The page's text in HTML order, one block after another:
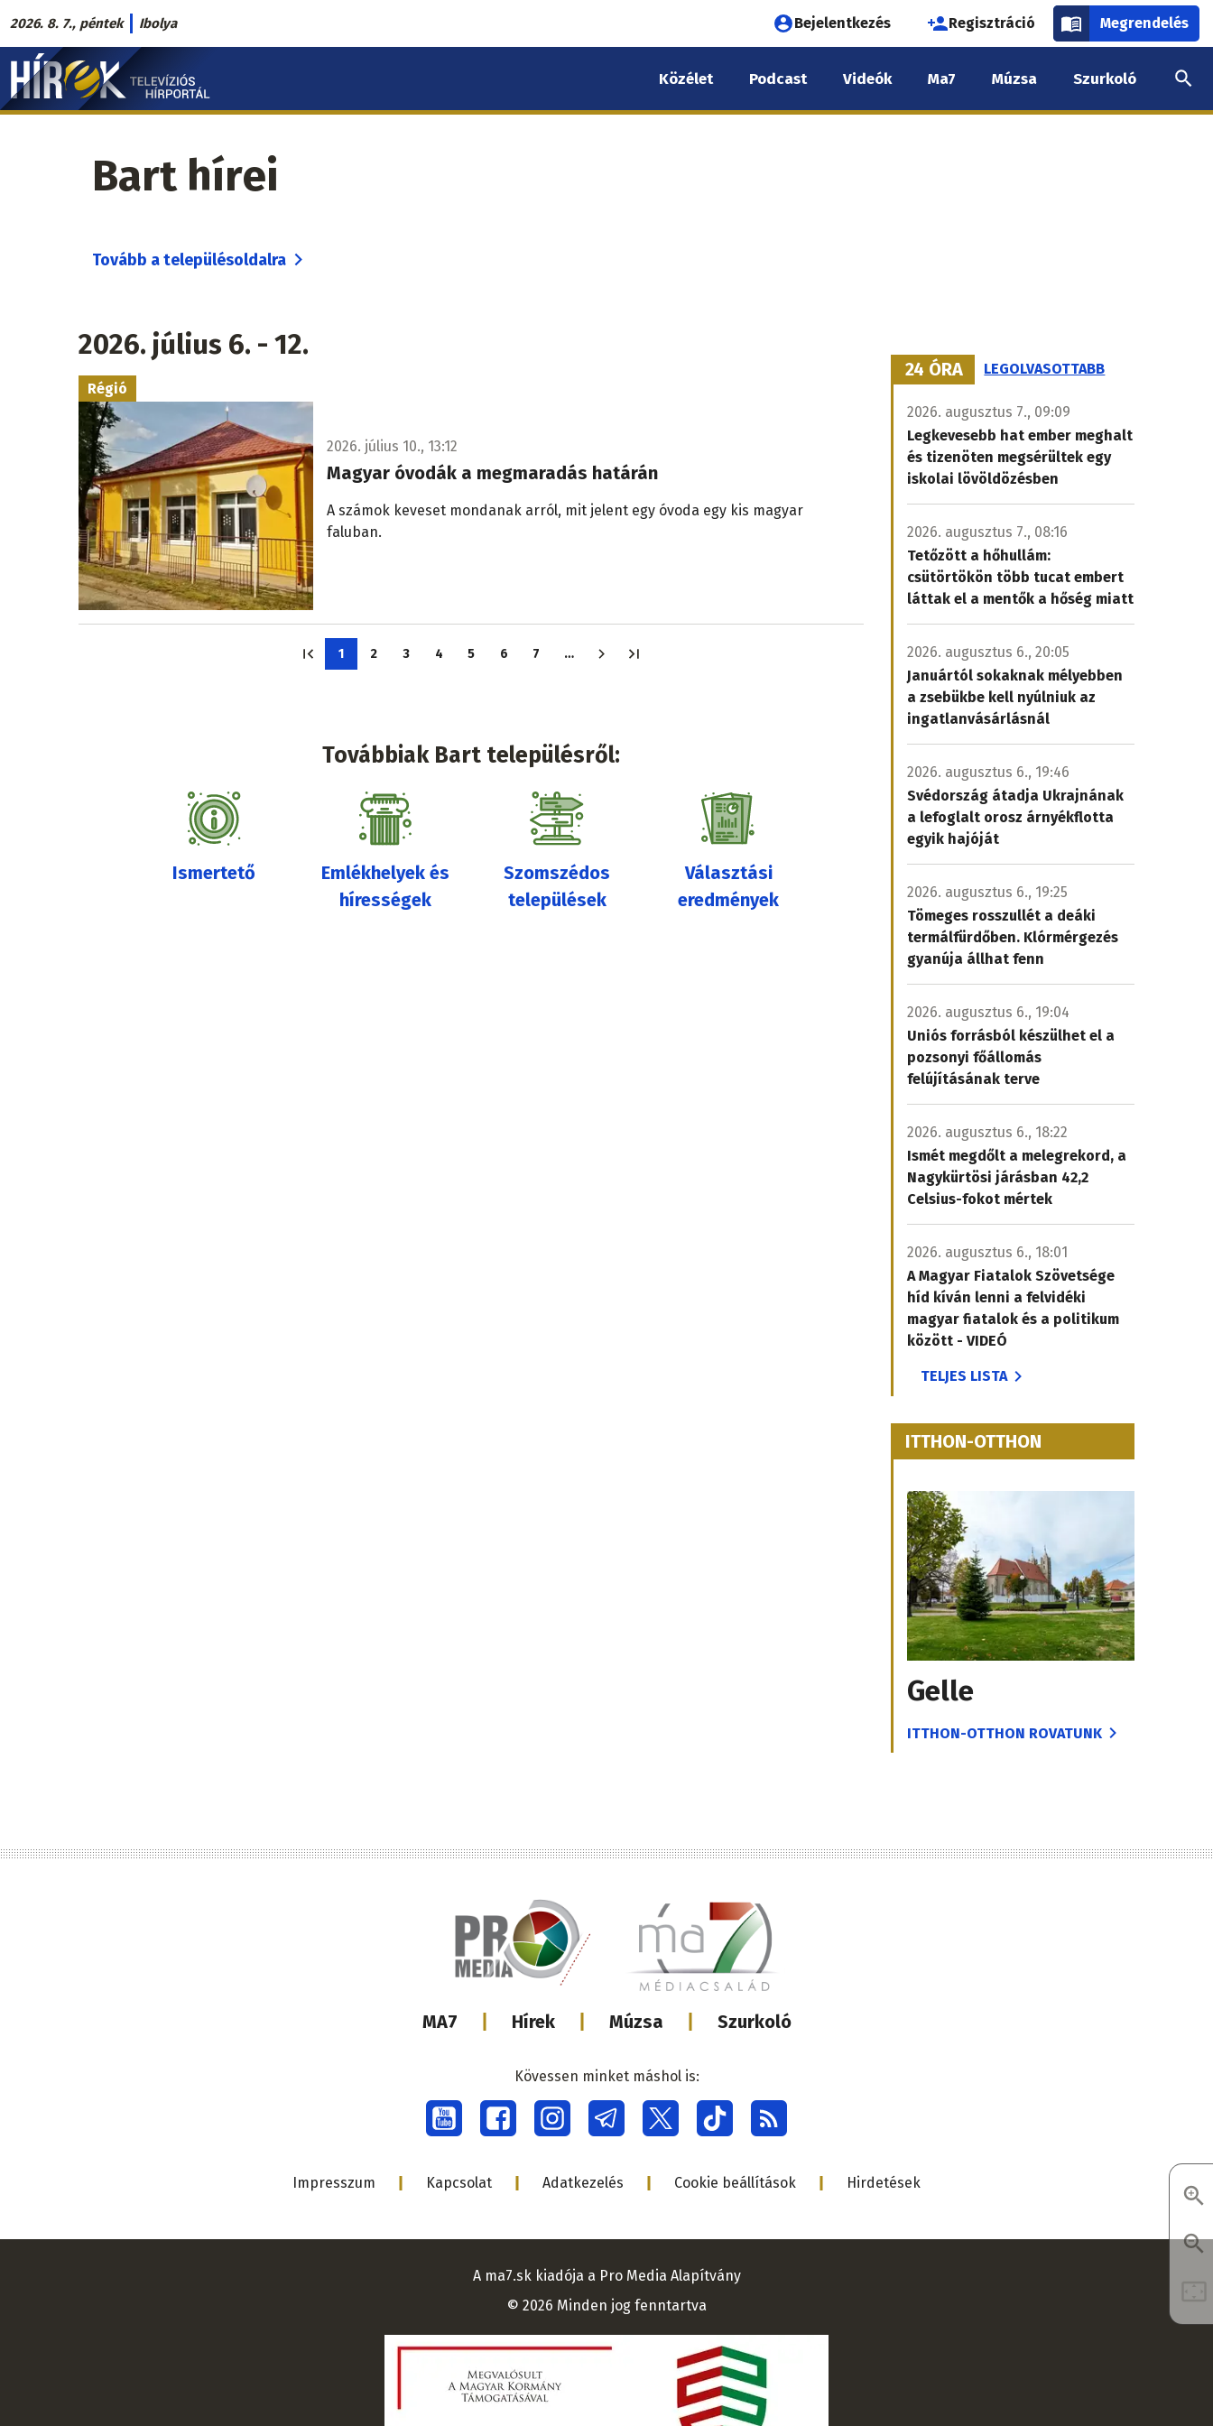
Ugrás
a
tartalomra
2026. 8. 7., péntek Ibolya
Felhasználói
fiók
menüje
Bejelentkezés Regisztráció Megrendelés
Hírek.sk
fő
navigáció
Közélet Podcast Videók Ma7 Múzsa Szurkoló
Bart hírei
Tovább a településoldalra
2026. július 6. - 12.
Régió
2026. július 10., 13:12
Magyar óvodák a megmaradás határán
A számok keveset mondanak arról, mit jelent egy óvoda egy kis magyar
faluban.
Jelenlegi
1
Oldal
2
Oldal
3
Oldal
4
Oldal
5
Oldal
6
Oldal
7 …
Továbbiak Bart településről:
Ismertető
Emlékhelyek és
hírességek
Szomszédos
települések
Választási
eredmények
24 ÓRA LEGOLVASOTTABB
2026. augusztus 7., 09:09
Legkevesebb hat ember meghalt
és tizenöten megsérültek egy
iskolai lövöldözésben
2026. augusztus 7., 08:16
Tetőzött a hőhullám:
csütörtökön több tucat embert
láttak el a mentők a hőség miatt
2026. augusztus 6., 20:05
Januártól sokaknak mélyebben
a zsebükbe kell nyúlniuk az
ingatlanvásárlásnál
2026. augusztus 6., 19:46
Svédország átadja Ukrajnának
a lefoglalt orosz árnyékflotta
egyik hajóját
2026. augusztus 6., 19:25
Tömeges rosszullét a deáki
termálfürdőben. Klórmérgezés
gyanúja állhat fenn
2026. augusztus 6., 19:04
Uniós forrásból készülhet el a
pozsonyi főállomás
felújításának terve
2026. augusztus 6., 18:22
Ismét megdőlt a melegrekord, a
Nagykürtösi járásban 42,2
Celsius-fokot mértek
2026. augusztus 6., 18:01
A Magyar Fiatalok Szövetsége
híd kíván lenni a felvidéki
magyar fiatalok és a politikum
között - VIDEÓ
TELJES LISTA
ITTHON-OTTHON
Gelle
ITTHON-OTTHON ROVATUNK
Lábléc
médiacsalád
MA7 Hírek Múzsa Szurkoló
Social
menu
Kövessen minket máshol is:
Lábléc
Impresszum Kapcsolat Adatkezelés Cookie beállítások Hirdetések
A ma7.sk kiadója a Pro Media Alapítvány
© 2026 Minden jog fenntartva